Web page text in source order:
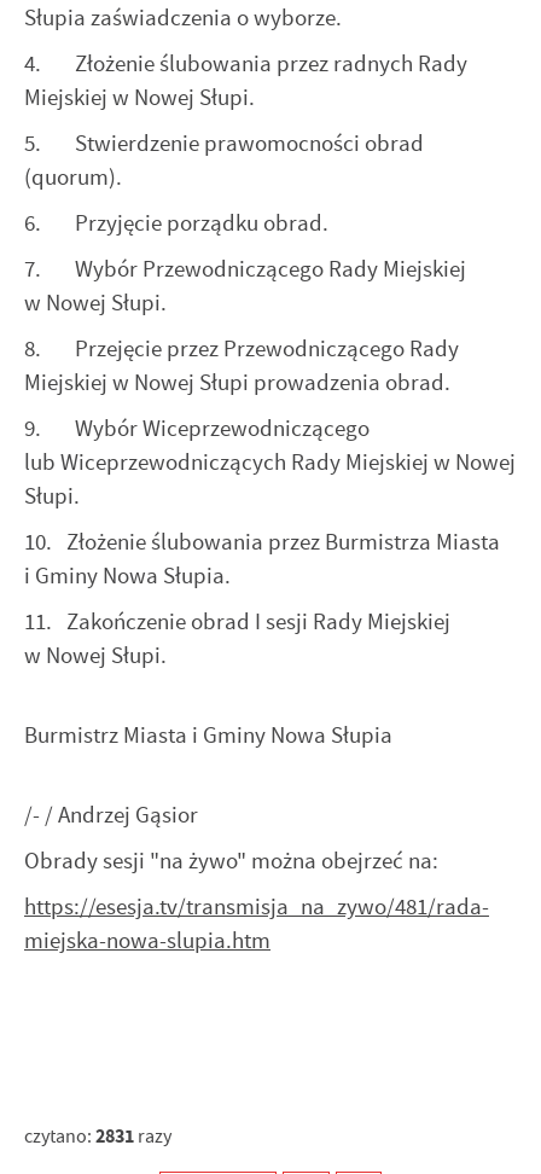
Słupia zaświadczenia o wyborze.
4. Złożenie ślubowania przez radnych Rady
Miejskiej w Nowej Słupi.
5. Stwierdzenie prawomocności obrad
(quorum).
6. Przyjęcie porządku obrad.
7. Wybór Przewodniczącego Rady Miejskiej
w Nowej Słupi.
8. Przejęcie przez Przewodniczącego Rady
Miejskiej w Nowej Słupi prowadzenia obrad.
9. Wybór Wiceprzewodniczącego
lub Wiceprzewodniczących Rady Miejskiej w Nowej
Słupi.
10. Złożenie ślubowania przez Burmistrza Miasta
i Gminy Nowa Słupia.
11. Zakończenie obrad I sesji Rady Miejskiej
w Nowej Słupi.
Burmistrz Miasta i Gminy Nowa Słupia
/- / Andrzej Gąsior
Obrady sesji "na żywo" można obejrzeć na:
https://esesja.tv/transmisja_na_zywo/481/rada-
miejska-nowa-slupia.htm
czytano: 2831 razy